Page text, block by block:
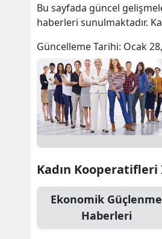
Bu sayfada güncel
haberleri sunulmaktadır.
Güncelleme Tarihi: Ocak
Kadın
Ekonomik Güçlenme
Haberleri